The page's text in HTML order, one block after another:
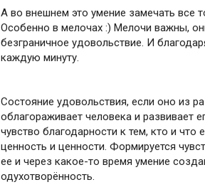
А во внешнем это умение замечать все
Особенно в мелочах :) Мелочи важны,
безграничное удовольствие. И
каждую минуту.
Состояние удовольствия, если оно из
облагораживает человека и развивает
чувство благодарности к тем, кто и
ценность и ценности. Формируется
ее и через какое-то время умение
одухотворённость.